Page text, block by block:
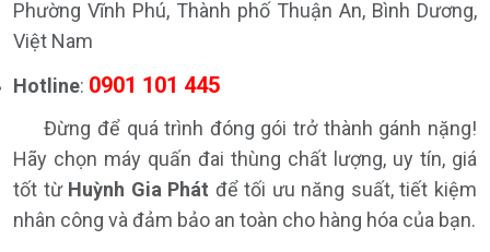
Phường Vĩnh Phú, Thành phố Thuận An, Bình Dương,
Việt Nam
Hotline: 0901 101 445
Đừng để quá trình đóng gói trở thành gánh nặng!
Hãy chọn máy quấn đai thùng chất lượng, uy tín, giá
tốt từ Huỳnh Gia Phát để tối ưu năng suất, tiết kiệm
nhân công và đảm bảo an toàn cho hàng hóa của bạn.